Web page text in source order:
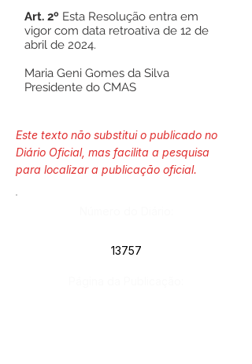
Art. 2º Esta Resolução entra em
vigor com data retroativa de 12 de
abril de 2024.
Maria Geni Gomes da Silva
Presidente do CMAS
Este texto não substitui o publicado no
Diário Oficial, mas facilita a pesquisa
para localizar a publicação oficial.
13757